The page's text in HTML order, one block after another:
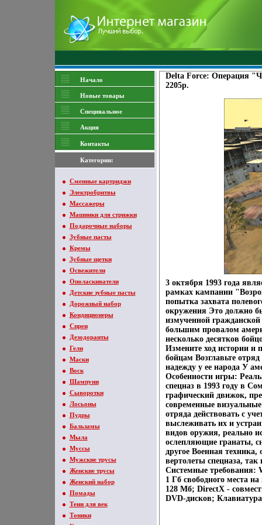
Начало
Новые товары
Специяальное
Акция
Контакты
Категории:
Сменные картриджи
Электробритвы
Массажеры
Машинки для стрижки
Подарочные наборы
Зубные пасты
Кремы
Зубные щетки
Освежители
Ополаскиватели
Детские зубные пасты
Дорожный набор
Кондиционеры
Спреи
Дезодоранты
Гели
Маски
Воск
Шампуни
Сыворотки
Лосьоны
Пудры
Бальзамы
Мыла
Муссы
Мужские трусы
Женские трусы
Женский набор
Помады
Тени для век
Тоники
Delta Force: Операция
2205p.
3 октября 1993 года
рамках кампании
попытка захвата
окружения Это должно
измученной
большим провалом
несколько десятков
Измените ход истории и
бойцам Возглавьте
надежду у ее народа У
Особенности игры:
спецназ в 1993 году в
графический движок,
современные
отряда действовать с
выслеживать их и
видов оружия, реально
ослепляющие гранаты,
другое Военная
вертолеты спецназа,
Системные требования:
1 Гб свободного места
128 Мб; DirectX -
DVD-дисков;